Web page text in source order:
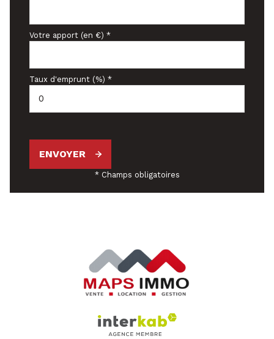
Votre apport (en €) *
Taux d'emprunt (%) *
ENVOYER
* Champs obligatoires